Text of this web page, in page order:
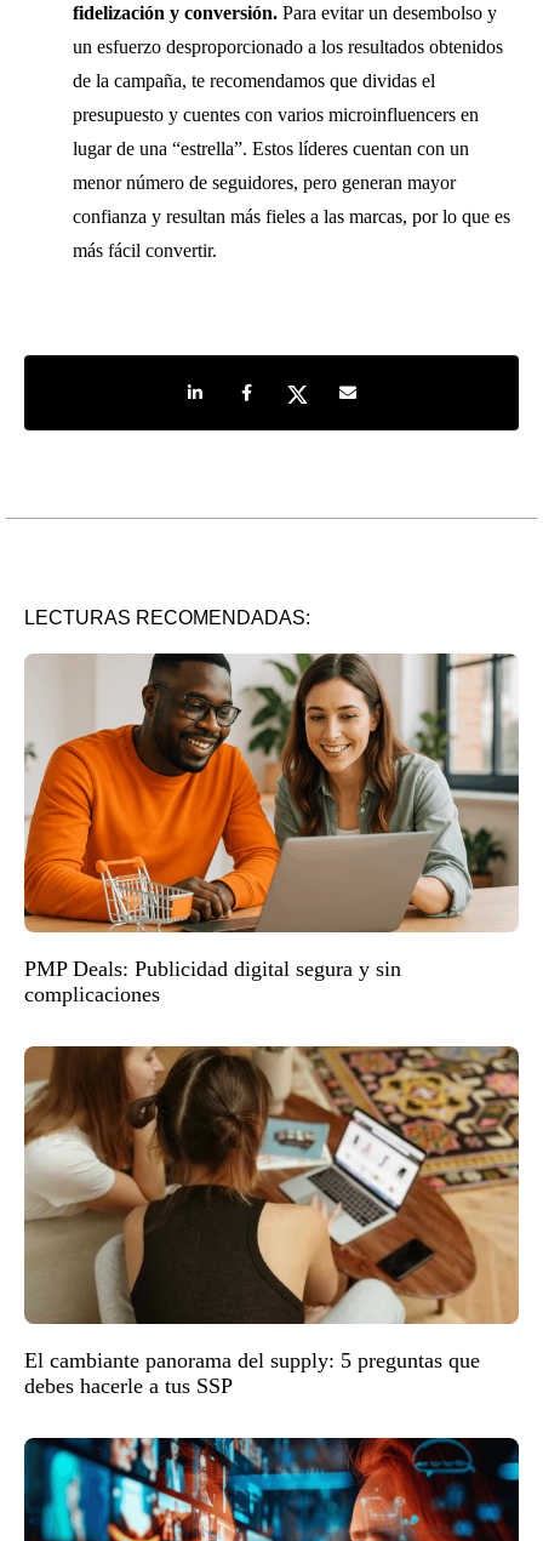
fidelización y conversión. Para evitar un desembolso y
un esfuerzo desproporcionado a los resultados obtenidos
de la campaña, te recomendamos que dividas el
presupuesto y cuentes con varios microinfluencers en
lugar de una “estrella”. Estos líderes cuentan con un
menor número de seguidores, pero generan mayor
confianza y resultan más fieles a las marcas, por lo que es
más fácil convertir.
Share on LinkedIn
Share on Facebook
Share on TwitterShare by e-mail
LECTURAS RECOMENDADAS:
PMP Deals: Publicidad digital segura y sin
complicaciones
El cambiante panorama del supply: 5 preguntas que
debes hacerle a tus SSP